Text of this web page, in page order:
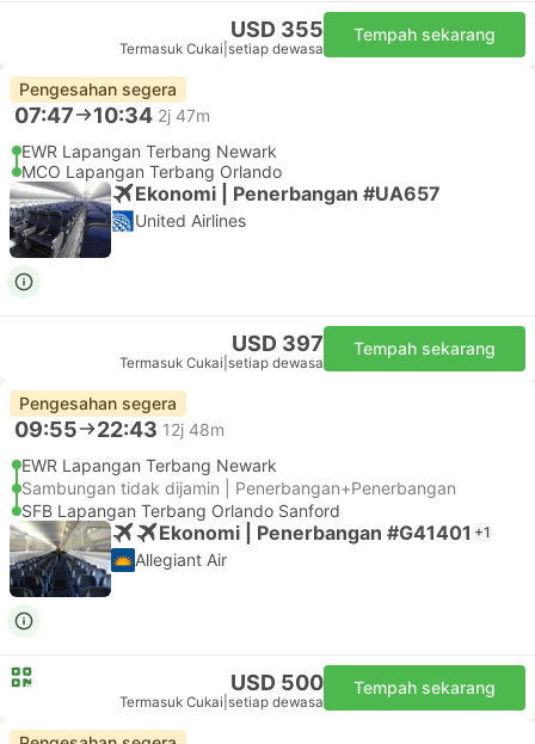
USD 355
Termasuk Cukai setiap dewasa
Tempah sekarang
Pengesahan segera
07:47 10:34 2j 47m
EWR Lapangan Terbang Newark
MCO Lapangan Terbang Orlando
Ekonomi | Penerbangan #UA657
United Airlines
USD 397
Termasuk Cukai setiap dewasa
Tempah sekarang
Pengesahan segera
09:55 22:43 12j 48m
EWR Lapangan Terbang Newark
Sambungan tidak dijamin | Penerbangan+Penerbangan
SFB Lapangan Terbang Orlando Sanford
Ekonomi | Penerbangan #G41401 +1
Allegiant Air
USD 500
Termasuk Cukai setiap dewasa
Tempah sekarang